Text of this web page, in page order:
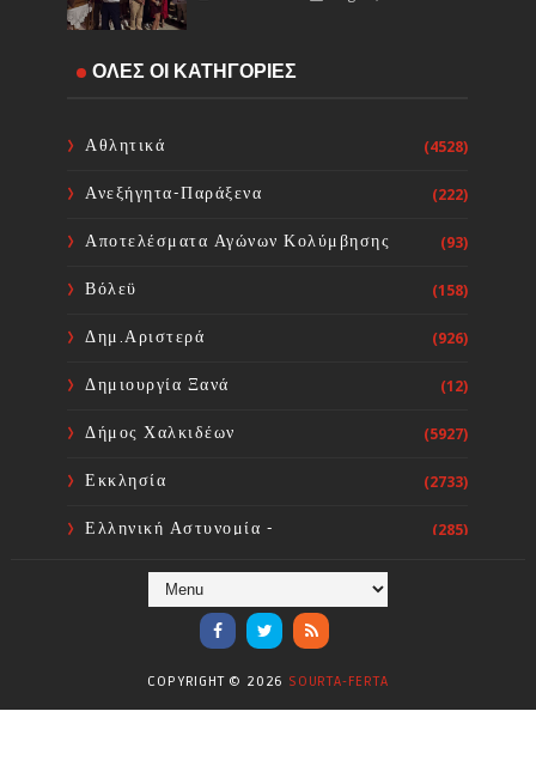
Έναρξη εργασιών του Υποέργου 1
Συλλόγων Χώρας: Άμεση
επίσπευση των διαδικασιών και
ΟΛΕΣ ΟΙ ΚΑΤΗΓΟΡΙΕΣ
Αθλητικά (4528)
Ανεξήγητα-Παράξενα (222)
Αποτελέσματα Αγώνων Κολύμβησης (93)
Βόλεϋ (158)
Δημ.Αριστερά (926)
Δημιουργία Ξανά (12)
Δήμος Χαλκιδέων (5927)
Εκκλησία (2733)
Ελληνική Αστυνομία -
(285)
Ενόργανη Γυμναστική
COPYRIGHT © 2026 SOURTA-FERTA